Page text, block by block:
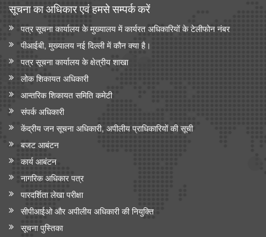
सूचना का अधिकार एवं हमसे सम्‍पर्क करें
पत्र सूचना कार्यालय के मुख्यालय में कार्यरत अधिकारियों के टेलीफोन नंबर
पीआईबी, मुख्यालय नई दिल्ली में कौन क्या है।
पत्र सूचना कार्यालय के क्षेत्रीय शाखा
लोक शिकायत अधिकारी
आन्‍तरिक शिकायत समिति कमेटी
संपर्क अधिकारी
केंद्रीय जन सूचना अधिकारी, अपीलीय प्राधिकारियों की सूची
बजट आबंटन
कार्य आबंटन
नागरिक अधिकार पत्र
पारदर्शिता लेखा परीक्षा
सीपीआईओ और अपी‍लीय अधिकारी की नियुक्ति
सूचना पुस्तिका